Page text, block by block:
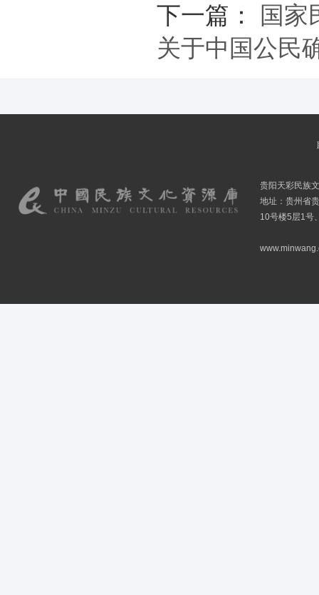
下一篇：
国家
关于中国公民
贵阳天彩民族
地址：贵州省
10号楼5层1号